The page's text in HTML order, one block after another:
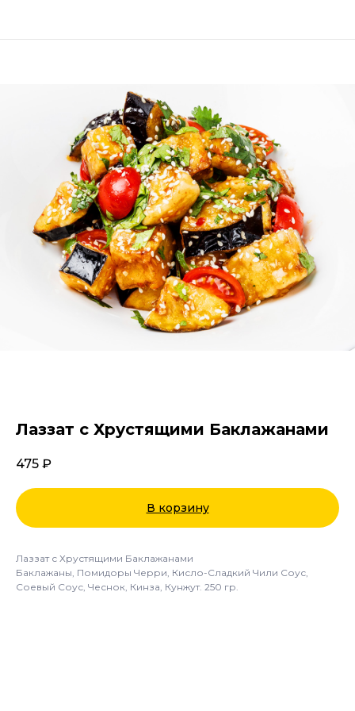
Лаззат с Хрустящими Баклажанами
475 ₽
В корзину
Лаззат с Хрустящими Баклажанами
Баклажаны, Помидоры Черри, Кисло-Сладкий Чили Соус,
Соевый Соус, Чеснок, Кинза, Кунжут. 250 гр.